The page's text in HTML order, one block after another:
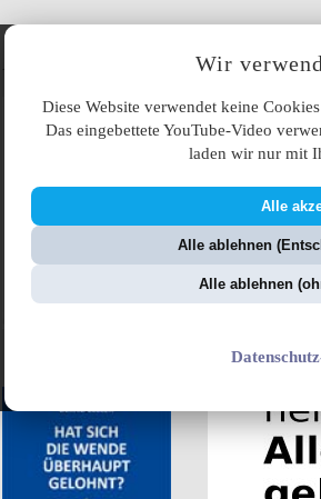
Wir
Diese Website verwendet keine
Das eingebettete YouTube-Video
laden wir nur mit
Alle
Alle ablehnen
Alle ablehnen
Angebote